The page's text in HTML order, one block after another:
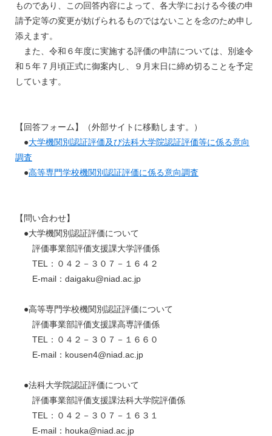
ものであり、この回答内容によって、各大学における今後の申
請予定等の変更が妨げられるものではないことを念のため申し
添えます。
また、令和６年度に実施する評価の申請については、別途令
和５年７月頃正式に御案内し、９月末日に締め切ることを予定
しています。
【回答フォーム】（外部サイトに移動します。）
●大学機関別認証評価及び法科大学院認証評価等に係る意向
調査
●高等専門学校機関別認証評価に係る意向調査
【問い合わせ】
●大学機関別認証評価について
評価事業部評価支援課大学評価係
TEL：０４２－３０７－１６４２
E-mail：daigaku@niad.ac.jp
●高等専門学校機関別認証評価について
評価事業部評価支援課高専評価係
TEL：０４２－３０７－１６６０
E-mail：kousen4@niad.ac.jp
●法科大学院認証評価について
評価事業部評価支援課法科大学院評価係
TEL：０４２－３０７－１６３１
E-mail：houka@niad.ac.jp